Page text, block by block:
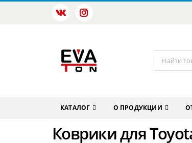
КАТАЛОГ О ПРОДУКЦИИ
Коврики для